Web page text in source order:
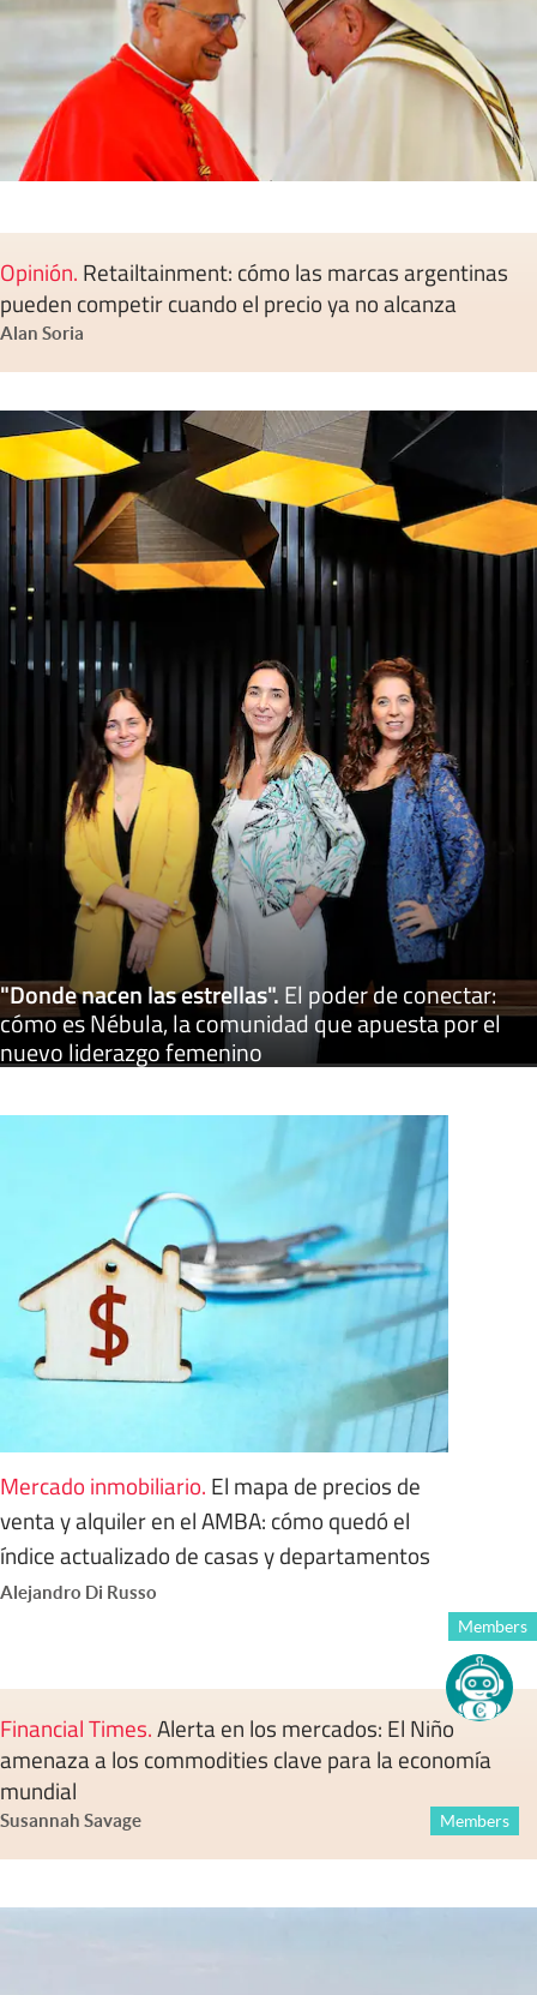
Opinión. Retailtainment: cómo las marcas argentinas
pueden competir cuando el precio ya no alcanza
Alan Soria
"Donde nacen las estrellas".El poder de conectar:
cómo es Nébula, la comunidad que apuesta por el
nuevo liderazgo femenino
Mercado inmobiliario. El mapa de precios de
venta y alquiler en el AMBA: cómo quedó el
índice actualizado de casas y departamentos
Alejandro Di Russo
Members
Financial Times.Alerta en los mercados: El Niño
amenaza a los commodities clave para la economía
mundial
Susannah Savage Members